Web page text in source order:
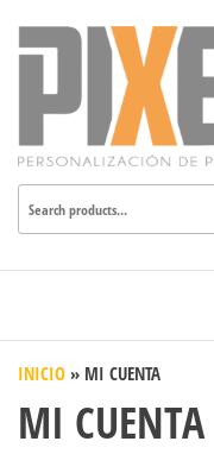
Pixelart
INICIO » MI CUENTA
MI CUENTA